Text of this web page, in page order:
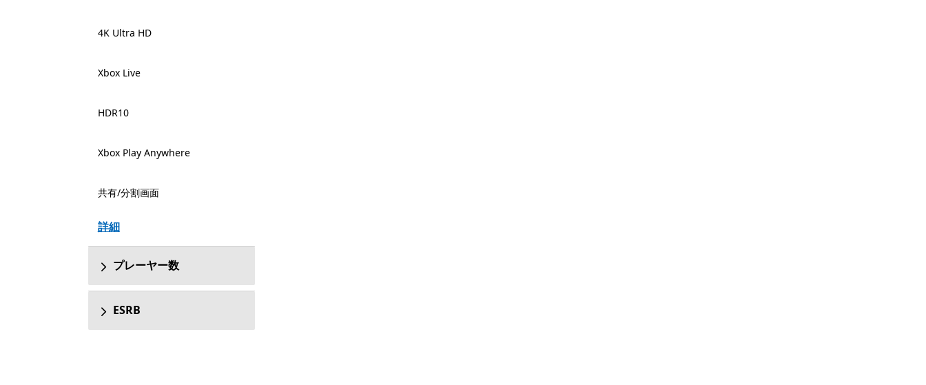
4K Ultra HD
Xbox Live
HDR10
Xbox Play Anywhere
共有/分割画面
詳細
プレーヤー数
ESRB